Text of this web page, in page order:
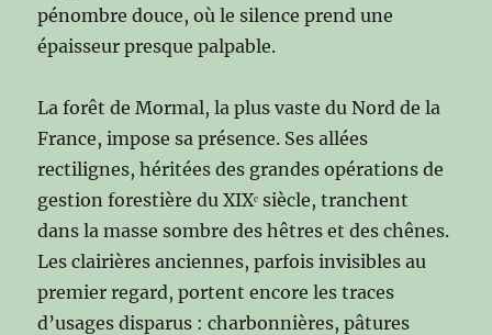
pénombre douce, où le silence prend une
épaisseur presque palpable.
La forêt de Mormal, la plus vaste du Nord de la
France, impose sa présence. Ses allées
rectilignes, héritées des grandes opérations de
gestion forestière du XIXᵉ siècle, tranchent
dans la masse sombre des hêtres et des chênes.
Les clairières anciennes, parfois invisibles au
premier regard, portent encore les traces
d’usages disparus : charbonnières, pâtures